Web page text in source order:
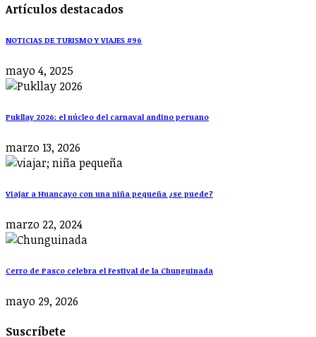
Artículos destacados
NOTICIAS DE TURISMO Y VIAJES #96
mayo 4, 2025
Pukllay 2026: el núcleo del carnaval andino peruano
marzo 13, 2026
Viajar a Huancayo con una niña pequeña ¿se puede?
marzo 22, 2024
Cerro de Pasco celebra el Festival de la Chunguinada
mayo 29, 2026
Suscríbete